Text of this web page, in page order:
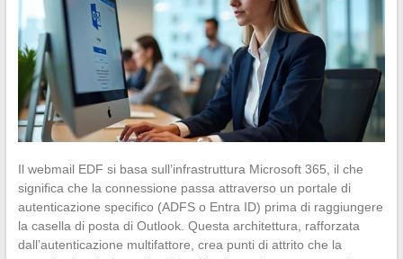
Il webmail EDF si basa sull’infrastruttura Microsoft 365, il che
significa che la connessione passa attraverso un portale di
autenticazione specifico (ADFS o Entra ID) prima di raggiungere
la casella di posta di Outlook. Questa architettura, rafforzata
dall’autenticazione multifattore, crea punti di attrito che la